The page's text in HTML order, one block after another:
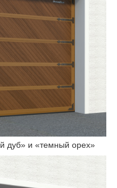
дуб» и «темный орех»